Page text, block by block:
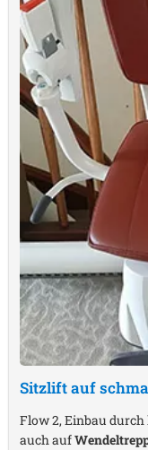
Sitzlift auf
Flow 2, Einbau
auch auf